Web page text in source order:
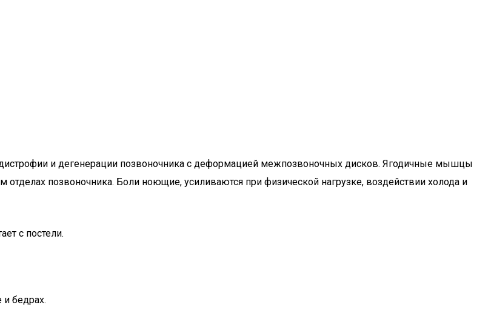
и дегенерации позвоночника с деформацией межпозвоночных дисков. Ягодичные мышцы
позвоночника. Боли ноющие, усиливаются при физической нагрузке, воздействии холода и
с постели.
и бедрах.